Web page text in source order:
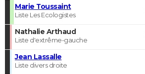
Marie Toussaint
Liste Les Ecologistes
Nathalie Arthaud
Liste d'extrême-gauche
Jean Lassalle
Liste divers droite